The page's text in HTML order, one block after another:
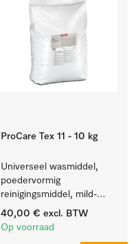
ProCare Tex 11 - 10 kg
Universeel wasmiddel,
poedervormig
reinigingsmiddel, mild-
alkalisch, 10 kg voor het
reinigen van wit wasgoed
40,00 € excl. BTW
Op voorraad